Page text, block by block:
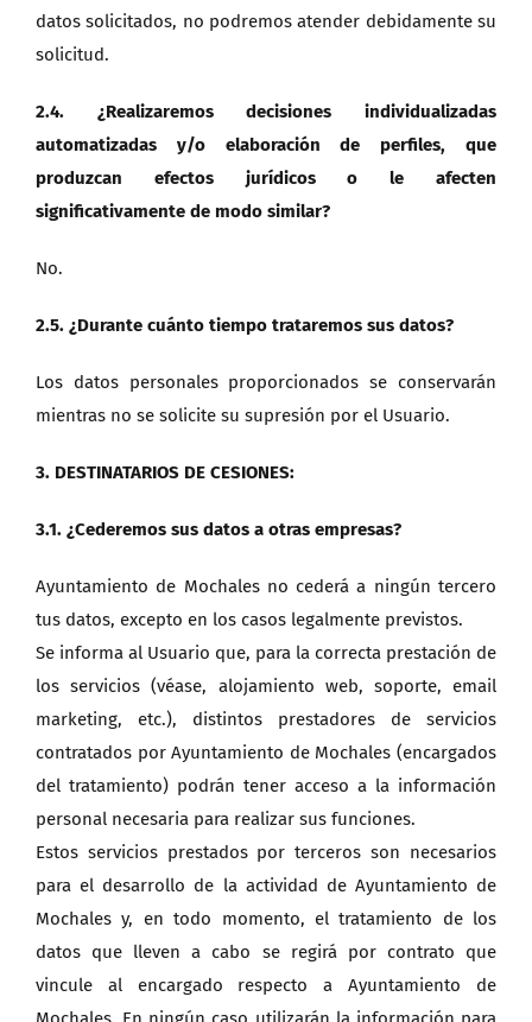
datos solicitados, no podremos atender debidamente su
solicitud.
2.4. ¿Realizaremos decisiones individualizadas
automatizadas y/o elaboración de perfiles, que
produzcan efectos jurídicos o le afecten
significativamente de modo similar?
No.
2.5. ¿Durante cuánto tiempo trataremos sus datos?
Los datos personales proporcionados se conservarán
mientras no se solicite su supresión por el Usuario.
3. DESTINATARIOS DE CESIONES:
3.1. ¿Cederemos sus datos a otras empresas?
Ayuntamiento de Mochales no cederá a ningún tercero
tus datos, excepto en los casos legalmente previstos.
Se informa al Usuario que, para la correcta prestación de
los servicios (véase, alojamiento web, soporte, email
marketing, etc.), distintos prestadores de servicios
contratados por Ayuntamiento de Mochales (encargados
del tratamiento) podrán tener acceso a la información
personal necesaria para realizar sus funciones.
Estos servicios prestados por terceros son necesarios
para el desarrollo de la actividad de Ayuntamiento de
Mochales y, en todo momento, el tratamiento de los
datos que lleven a cabo se regirá por contrato que
vincule al encargado respecto a Ayuntamiento de